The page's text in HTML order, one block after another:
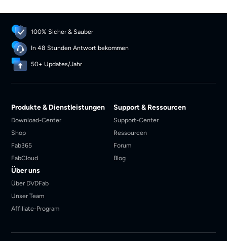
100% Sicher & Sauber
In 48 Stunden Antwort bekommen
50+ Updates/Jahr
Produkte & Dienstleistungen
Download-Center
Shop
Fab365
FabCloud
Support & Ressourcen
Support-Center
Ressourcen
Forum
Blog
Über uns
Über DVDFab
Unser Team
Affiliate-Program